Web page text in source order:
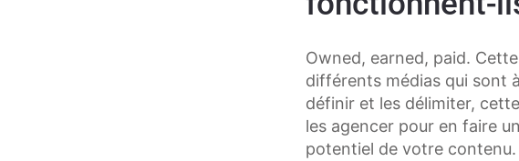
Owned, earned, paid.
différents médias qui sont
définir et les délimiter,
les agencer pour en faire
potentiel de votre